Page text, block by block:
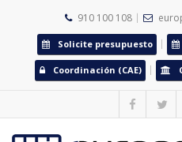
910 100 108
Solicite presupuesto
Coordinación (CAE)